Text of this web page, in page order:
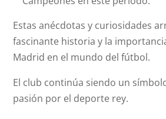
Estas anécdotas y curiosidades
fascinante historia y la
Madrid en el mundo del fútbol.
El club continúa siendo un
pasión por el deporte rey.